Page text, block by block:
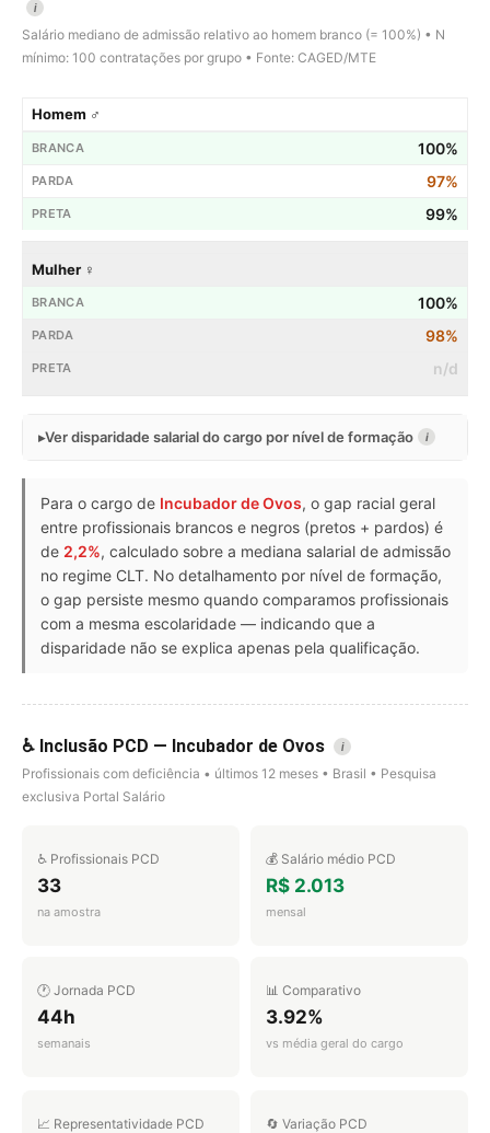
i
Salário mediano de admissão relativo ao homem branco (= 100%) • N
mínimo: 100 contratações por grupo • Fonte: CAGED/MTE
Homem ♂
100%
97%
99%
Mulher ♀
100%
98%
n/d
Ver disparidade salarial do cargo por nível de formação i
Para o cargo de Incubador de Ovos, o gap racial geral
entre profissionais brancos e negros (pretos + pardos) é
de 2,2%, calculado sobre a mediana salarial de admissão
no regime CLT. No detalhamento por nível de formação,
o gap persiste mesmo quando comparamos profissionais
com a mesma escolaridade — indicando que a
disparidade não se explica apenas pela qualificação.
♿ Inclusão PCD — Incubador de Ovos i
Profissionais com deficiência • últimos 12 meses • Brasil • Pesquisa
exclusiva Portal Salário
♿ Profissionais PCD
33
na amostra
💰 Salário médio PCD
R$ 2.013
mensal
🕐 Jornada PCD
44h
semanais
📊 Comparativo
3.92%
vs média geral do cargo
📈 Representatividade PCD 🔄 Variação PCD